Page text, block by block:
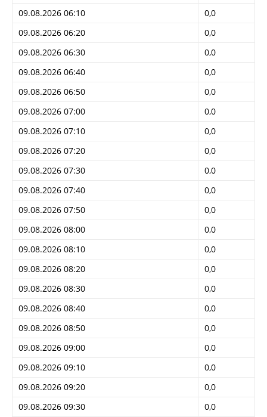
09.08.2026 06:10
0,0
09.08.2026 06:20
0,0
09.08.2026 06:30
0,0
09.08.2026 06:40
0,0
09.08.2026 06:50
0,0
09.08.2026 07:00
0,0
09.08.2026 07:10
0,0
09.08.2026 07:20
0,0
09.08.2026 07:30
0,0
09.08.2026 07:40
0,0
09.08.2026 07:50
0,0
09.08.2026 08:00
0,0
09.08.2026 08:10
0,0
09.08.2026 08:20
0,0
09.08.2026 08:30
0,0
09.08.2026 08:40
0,0
09.08.2026 08:50
0,0
09.08.2026 09:00
0,0
09.08.2026 09:10
0,0
09.08.2026 09:20
0,0
09.08.2026 09:30
0,0